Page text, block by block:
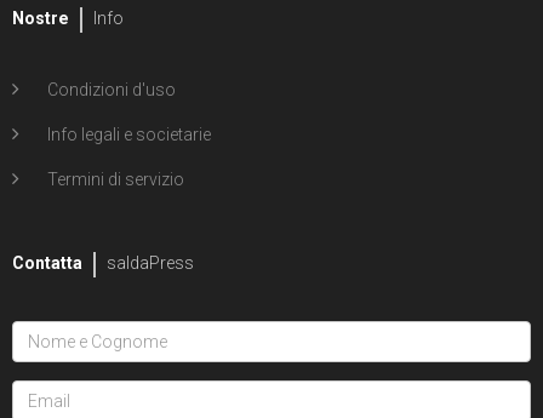
Nostre Info
Condizioni d'uso
Info legali e societarie
Termini di servizio
Contatta saldaPress